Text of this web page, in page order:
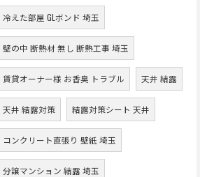
冷えた部屋 GLボンド 埼玉
壁の中 断熱材 無し 断熱工事 埼玉
賃貸オーナー様 お香臭 トラブル 天井 結露
天井 結露対策 結露対策シート 天井
コンクリート直張り 壁紙 埼玉
分譲マンション 結露 埼玉